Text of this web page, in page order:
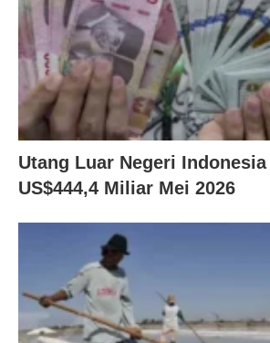
Utang Luar Negeri Indonesia
US$444,4 Miliar Mei 2026